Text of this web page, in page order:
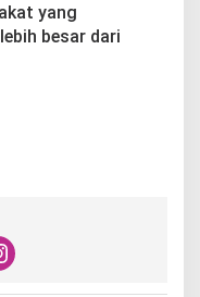
yang
besar dari